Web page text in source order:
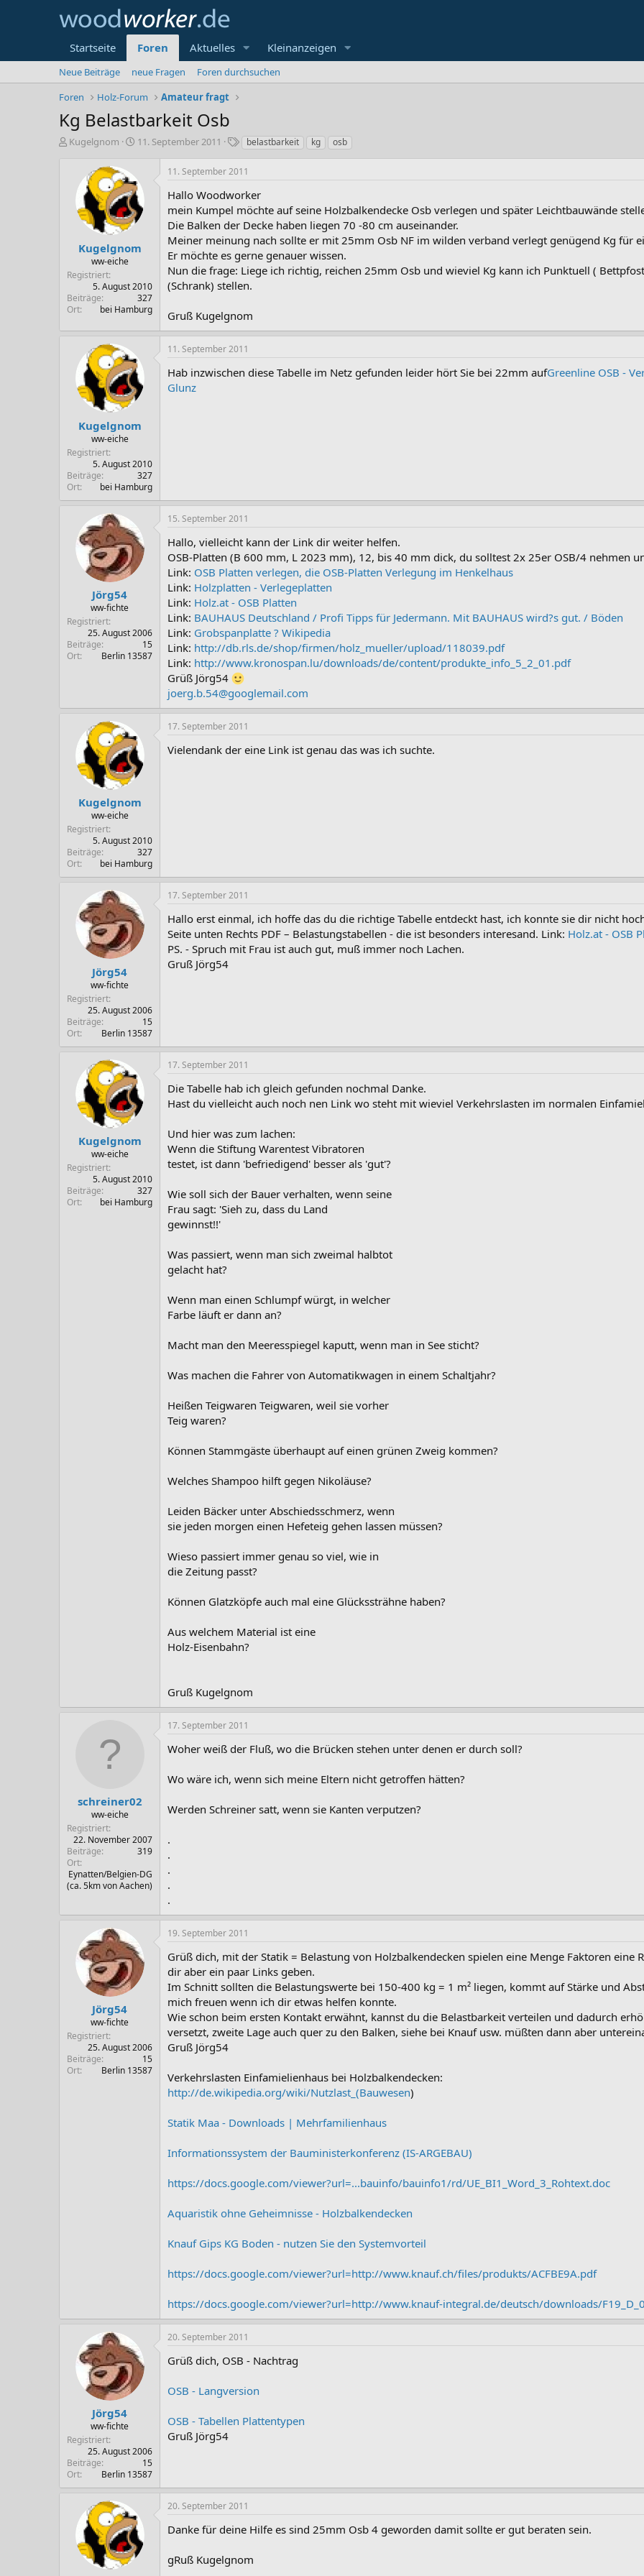
Startseite Foren Aktuelles Kleinanzeigen
Neue Beiträge neue Fragen
Foren durchsuchen
Foren
Holz-Forum Amateur fragt
Kg Belastbarkeit Osb
E
Kugelgnom
E
t
e
l
l
a
11. September 2011
S
h
a
g
w
o
r
t
e
belastbarkeit kg osb
Kugelgnom
ww-eiche
Registriert
5. August 2010
Beiträge
327
Ort
bei Hamburg
11. September 2011
Hallo Woodworker
mein Kumpel möchte auf seine Holzbalkendecke Osb verlegen und später Leichtbauwände
Die Balken der Decke haben liegen 70 -80 cm auseinander.
Meiner meinung nach sollte er mit 25mm Osb NF im wilden verband verlegt genügend Kg für
Er möchte es gerne genauer wissen.
Nun die frage: Liege ich richtig, reichen 25mm Osb und wieviel Kg kann ich Punktuell (
(Schrank) stellen.
Gruß Kugelgnom
Kugelgnom
ww-eiche
Registriert
5. August 2010
Beiträge
327
Ort
bei Hamburg
11. September 2011
Hab inzwischen diese Tabelle im Netz gefunden leider hört Sie bei 22mm aufGreenline OSB -
Glunz
Jörg54
ww-fichte
Registriert
25. August 2006
Beiträge
15
Ort
Berlin 13587
15. September 2011
Hallo, vielleicht kann der Link dir weiter helfen.
OSB-Platten (B 600 mm, L 2023 mm), 12, bis 40 mm dick, du solltest 2x 25er OSB/4 nehmen
Link: OSB Platten verlegen, die OSB-Platten Verlegung im Henkelhaus
Link: Holzplatten - Verlegeplatten
Link: Holz.at - OSB Platten
Link: BAUHAUS Deutschland / Profi Tipps für Jedermann. Mit BAUHAUS wird?s gut. / Böden
Link: Grobspanplatte ? Wikipedia
Link: http://db.rls.de/shop/firmen/holz_mueller/upload/118039.pdf
Link: http://www.kronospan.lu/downloads/de/content/produkte_info_5_2_01.pdf
Grüß Jörg54
joerg.b.54@googlemail.com
Kugelgnom
ww-eiche
Registriert
5. August 2010
Beiträge
327
Ort
bei Hamburg
17. September 2011
Vielendank der eine Link ist genau das was ich suchte.
Jörg54
ww-fichte
Registriert
25. August 2006
Beiträge
15
Ort
Berlin 13587
17. September 2011
Hallo erst einmal, ich hoffe das du die richtige Tabelle entdeckt hast, ich konnte sie dir nicht
Seite unten Rechts PDF – Belastungstabellen - die ist besonders interesand. Link: Holz.at - OSB
PS. - Spruch mit Frau ist auch gut, muß immer noch Lachen.
Gruß Jörg54
Kugelgnom
ww-eiche
Registriert
5. August 2010
Beiträge
327
Ort
bei Hamburg
17. September 2011
Die Tabelle hab ich gleich gefunden nochmal Danke.
Hast du vielleicht auch noch nen Link wo steht mit wieviel Verkehrslasten im normalen
Und hier was zum lachen:
Wenn die Stiftung Warentest Vibratoren
testet, ist dann 'befriedigend' besser als 'gut'?
Wie soll sich der Bauer verhalten, wenn seine
Frau sagt: 'Sieh zu, dass du Land
gewinnst!!'
Was passiert, wenn man sich zweimal halbtot
gelacht hat?
Wenn man einen Schlumpf würgt, in welcher
Farbe läuft er dann an?
Macht man den Meeresspiegel kaputt, wenn man in See sticht?
Was machen die Fahrer von Automatikwagen in einem Schaltjahr?
Heißen Teigwaren Teigwaren, weil sie vorher
Teig waren?
Können Stammgäste überhaupt auf einen grünen Zweig kommen?
Welches Shampoo hilft gegen Nikoläuse?
Leiden Bäcker unter Abschiedsschmerz, wenn
sie jeden morgen einen Hefeteig gehen lassen müssen?
Wieso passiert immer genau so viel, wie in
die Zeitung passt?
Können Glatzköpfe auch mal eine Glückssträhne haben?
Aus welchem Material ist eine
Holz-Eisenbahn?
Gruß Kugelgnom
schreiner02
ww-eiche
Registriert
22. November 2007
Beiträge
319
Ort
Eynatten/Belgien-DG
(ca. 5km von Aachen)
17. September 2011
Woher weiß der Fluß, wo die Brücken stehen unter denen er durch soll?
Wo wäre ich, wenn sich meine Eltern nicht getroffen hätten?
Werden Schreiner satt, wenn sie Kanten verputzen?
.
.
.
.
.
Jörg54
ww-fichte
Registriert
25. August 2006
Beiträge
15
Ort
Berlin 13587
19. September 2011
Grüß dich, mit der Statik = Belastung von Holzbalkendecken spielen eine Menge Faktoren eine
dir aber ein paar Links geben.
Im Schnitt sollten die Belastungswerte bei 150-400 kg = 1 m² liegen, kommt auf Stärke und
mich freuen wenn ich dir etwas helfen konnte.
Wie schon beim ersten Kontakt erwähnt, kannst du die Belastbarkeit verteilen und dadurch
versetzt, zweite Lage auch quer zu den Balken, siehe bei Knauf usw. müßten dann aber
Gruß Jörg54
Verkehrslasten Einfamielienhaus bei Holzbalkendecken:
http://de.wikipedia.org/wiki/Nutzlast_(Bauwesen)
Statik Maa - Downloads | Mehrfamilienhaus
Informationssystem der Bauministerkonferenz (IS-ARGEBAU)
https://docs.google.com/viewer?url=...bauinfo/bauinfo1/rd/UE_BI1_Word_3_Rohtext.doc
Aquaristik ohne Geheimnisse - Holzbalkendecken
Knauf Gips KG Boden - nutzen Sie den Systemvorteil
https://docs.google.com/viewer?url=http://www.knauf.ch/files/produkts/ACFBE9A.pdf
https://docs.google.com/viewer?url=http://www.knauf-integral.de/deutsch/downloads/
Jörg54
ww-fichte
Registriert
25. August 2006
Beiträge
15
Ort
Berlin 13587
20. September 2011
Grüß dich, OSB - Nachtrag
OSB - Langversion
OSB - Tabellen Plattentypen
Gruß Jörg54
20. September 2011
Danke für deine Hilfe es sind 25mm Osb 4 geworden damit sollte er gut beraten sein.
gRuß Kugelgnom